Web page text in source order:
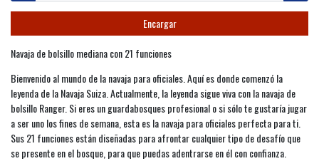
Encargar
Navaja de bolsillo mediana con 21 funciones
Bienvenido al mundo de la navaja para oficiales. Aquí es donde comenzó la
leyenda de la Navaja Suiza. Actualmente, la leyenda sigue viva con la navaja de
bolsillo Ranger. Si eres un guardabosques profesional o si sólo te gustaría jugar
a ser uno los fines de semana, esta es la navaja para oficiales perfecta para ti.
Sus 21 funciones están diseñadas para afrontar cualquier tipo de desafío que
se presente en el bosque, para que puedas adentrarse en él con confianza.